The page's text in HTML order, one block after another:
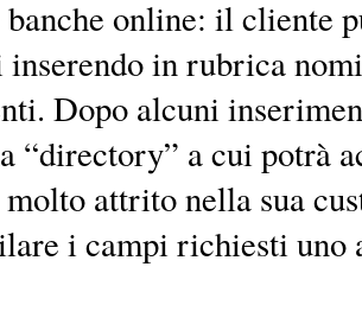
banche online: il cliente
in rubrica
Dopo alcuni
“directory” a cui potrà
attrito nella sua
i campi richiesti uno